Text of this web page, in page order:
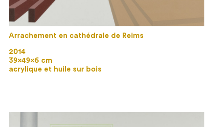
Arrachement en cathédrale de Reims
2014
39×49×6 cm
acrylique et huile sur bois